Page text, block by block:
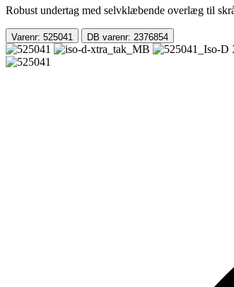
Robust undertag med selvklæbende overlæg til
Varenr: 525041 DB varenr: 2376854